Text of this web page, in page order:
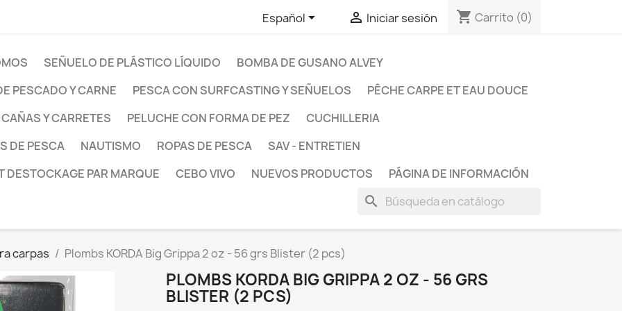
Español  Iniciar sesión shopping_cart Carrito (0)
SEÑUELO DE PLÁSTICO LÍQUIDO
BOMBA DE GUSANO ALVEY
PESCADO Y CARNE
PESCA CON SURFCASTING Y SEÑUELOS
PÊCHE CARPE ET EAU DOUCE
CAÑAS Y CARRETES PELUCHE CON FORMA DE PEZ
CUCHILLERIA
DE PESCA
NAUTISMO ROPAS DE PESCA
SAV - ENTRETIEN
DESTOCKAGE PAR MARQUE
CEBO VIVO NUEVOS PRODUCTOS PÁGINA DE INFORMACIÓN
search
carpas Plombs KORDA Big Grippa 2 oz - 56 grs Blister (2 pcs)
PLOMBS KORDA BIG GRIPPA 2 OZ - 56 GRS
BLISTER (2 PCS)